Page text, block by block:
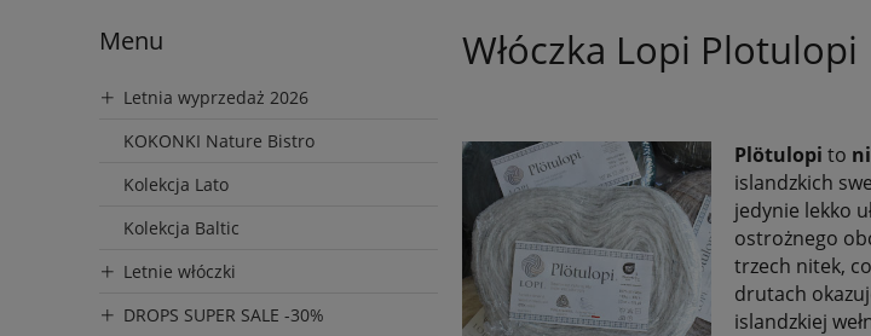
Menu
Letnia wyprzedaż 2026
KOKONKI Nature Bistro
Kolekcja Lato
Kolekcja Baltic
Letnie włóczki
DROPS SUPER SALE -30%
Włóczka Lopi Plotulopi
Plötulopi to
islandzkich
jedynie lekko
ostrożnego
trzech nitek,
drutach
islandzkiej